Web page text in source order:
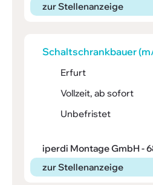
zur Stellenanzeige
Schalt­schrank­bauer
Erfurt
Vollzeit, ab sofort
Unbefristet
iperdi Montage GmbH -
zur Stellenanzeige